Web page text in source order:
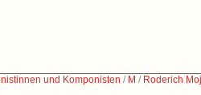
und Komponisten / M / Roderich